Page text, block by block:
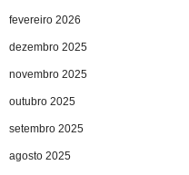
fevereiro 2026
dezembro 2025
novembro 2025
outubro 2025
setembro 2025
agosto 2025